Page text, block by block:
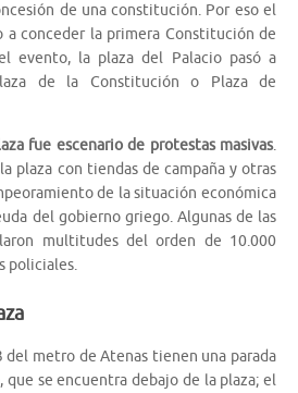
de una constitución. Por eso el
conceder la primera Constitución de
evento, la plaza del Palacio pasó a
de la Constitución o Plaza de
fue escenario de protestas masivas.
plaza con tiendas de campaña y otras
de la situación económica
del gobierno griego. Algunas de las
multitudes del orden de 10.000
policiales.
del metro de Atenas tienen una parada
que se encuentra debajo de la plaza; el